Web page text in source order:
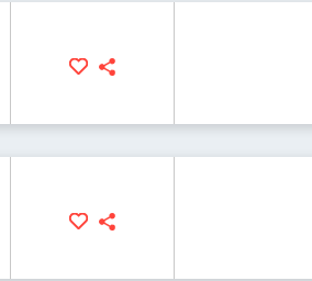
Wojciech Mann, Ryszard Koziołek
Bukartyk